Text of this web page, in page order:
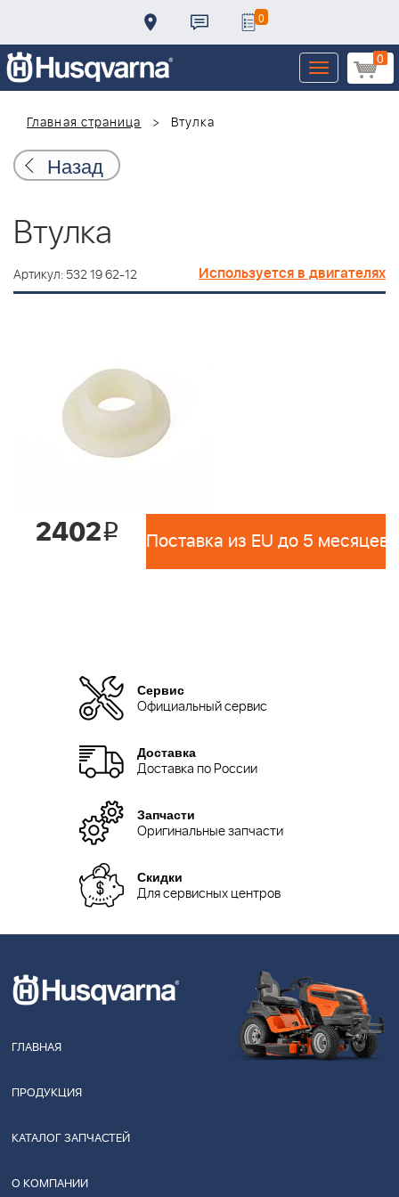
0
0
Toggle
navigation
Главная страница
Втулка
Назад
Втулка
Артикул: 532 19 62-12 Используется в двигателях
2402i Поставка из EU до 5 месяцев
Сервис
Официальный сервис
Доставка
Доставка по России
Запчасти
Оригинальные запчасти
Скидки
Для сервисных центров
ГЛАВНАЯ
ПРОДУКЦИЯ
КАТАЛОГ ЗАПЧАСТЕЙ
О КОМПАНИИ